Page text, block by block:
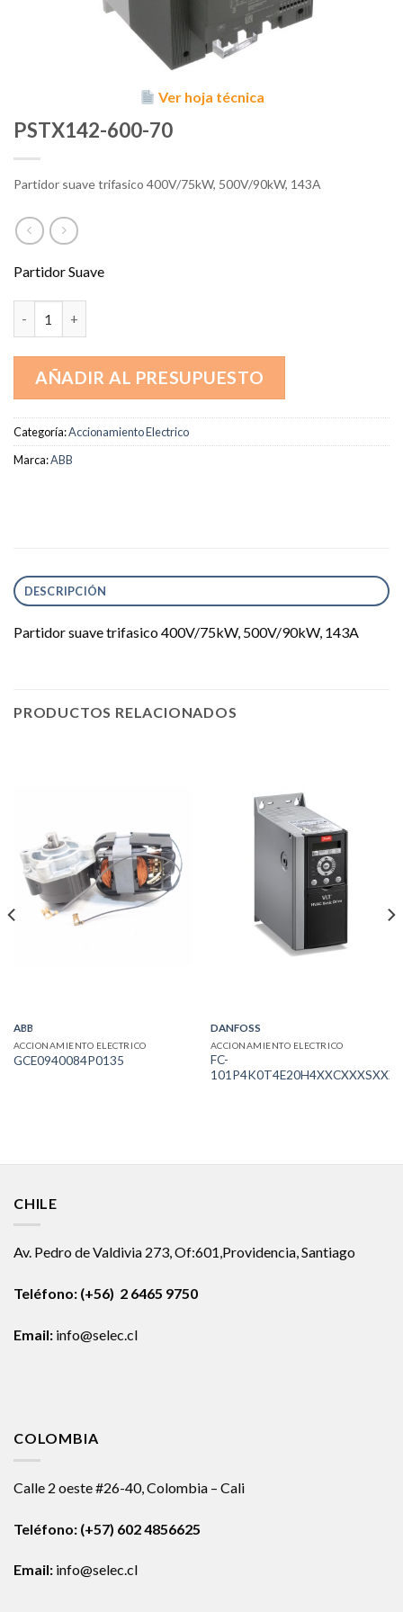
Ver hoja técnica
PSTX142-600-70
Partidor suave trifasico 400V/75kW, 500V/90kW, 143A
Partidor Suave
AÑADIR AL PRESUPUESTO
Categoría:Accionamiento Electrico
Marca:ABB
DESCRIPCIÓN
Partidor suave trifasico 400V/75kW, 500V/90kW, 143A
PRODUCTOS RELACIONADOS
ABB
ACCIONAMIENTO ELECTRICO
GCE0940084P0135
DANFOSS
ACCIONAMIENTO ELECTRICO
FC-
CHILE
Av. Pedro de Valdivia 273, Of:601,Providencia, Santiago
Teléfono: (+56) 2 6465 9750
Email: info@selec.cl
COLOMBIA
Calle 2 oeste #26-40, Colombia – Cali
Teléfono: (+57) 602 4856625
Email: info@selec.cl